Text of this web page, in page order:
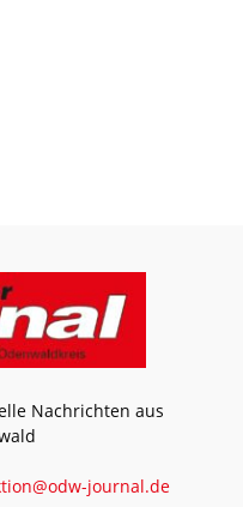
Nachrichten aus
journal.de